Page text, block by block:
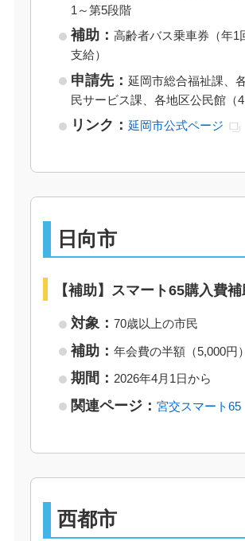
1～第5段階
補助：高齢者バス乗車券（年1
支給）
申請先：延岡市総合福祉課、
民サービス課、各地区公民館（4
リンク：延岡市公式ページ
日向市
【補助】スマート65購入費
対象：70歳以上の市民
補助：年会費の半額（5,000円）
期間：2026年4月1日から
関連ページ：宮交スマート65
西都市